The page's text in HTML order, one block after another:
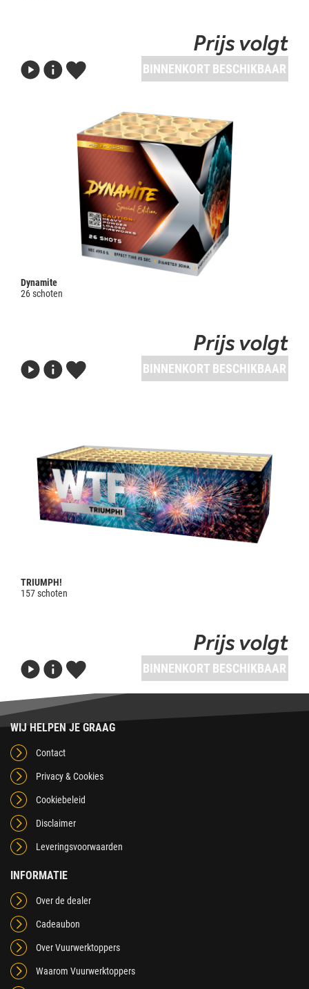
Prijs volgt
BINNENKORT BESCHIKBAAR
Dynamite
26 schoten
Prijs volgt
BINNENKORT BESCHIKBAAR
TRIUMPH!
157 schoten
Prijs volgt
BINNENKORT BESCHIKBAAR
WIJ HELPEN JE GRAAG
Contact
Privacy & Cookies
Cookiebeleid
Disclaimer
Leveringsvoorwaarden
INFORMATIE
Over de dealer
Cadeaubon
Over Vuurwerktoppers
Waarom Vuurwerktoppers